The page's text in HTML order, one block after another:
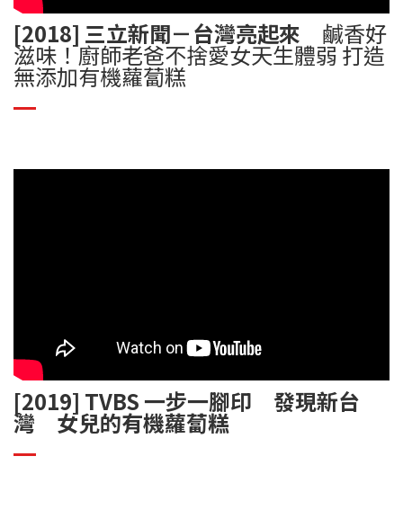
[2018] 三立新聞－台灣亮起來 鹹香好
滋味！廚師老爸不捨愛女天生體弱 打造
無添加有機蘿蔔糕
[2019] TVBS 一步一腳印 發現新台
灣 女兒的有機蘿蔔糕